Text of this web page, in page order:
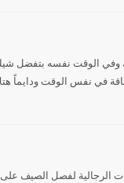
وفي الوقت نفسه بتفضل
في نفس الوقت ودايماً
الرجالية لفصل